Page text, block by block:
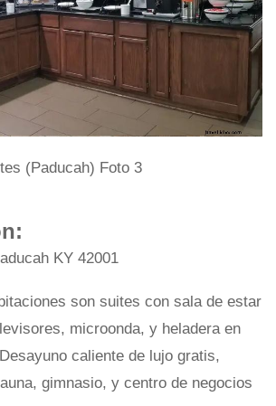
(Paducah) Foto 3
KY 42001
son suites con sala de estar
microonda, y heladera en
caliente de lujo gratis,
gimnasio, y centro de negocios